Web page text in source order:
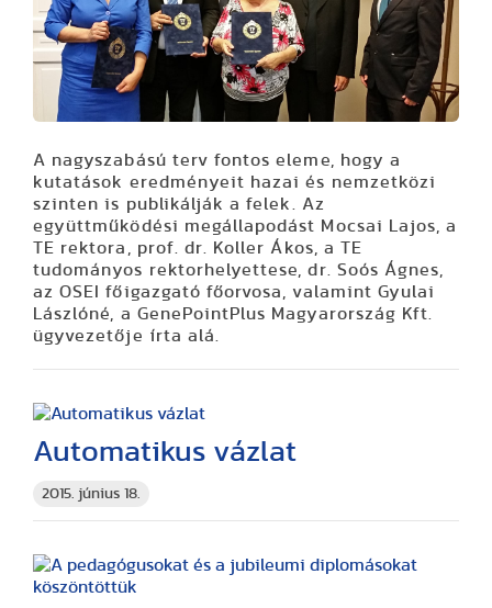
A nagyszabású terv fontos eleme, hogy a
kutatások eredményeit hazai és nemzetközi
szinten is publikálják a felek. Az
együttműködési megállapodást Mocsai Lajos, a
TE rektora, prof. dr. Koller Ákos, a TE
tudományos rektorhelyettese, dr. Soós Ágnes,
az OSEI főigazgató főorvosa, valamint Gyulai
Lászlóné, a GenePointPlus Magyarország Kft.
ügyvezetője írta alá.
2015. június 18.
Automatikus vázlat